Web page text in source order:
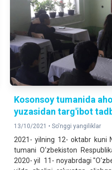
Kosonsoy tumanida
yuzasidan targ'ibot
13/10/2021 • So'nggi yangiliklar
2021- yilning 12- oktabr kuni
tumani O‘zbekiston
2020- yil 11- noyabrdagi